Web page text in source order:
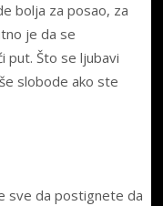
bolja za posao, za
je da se
put. Što se ljubavi
slobode ako ste
sve da postignete da